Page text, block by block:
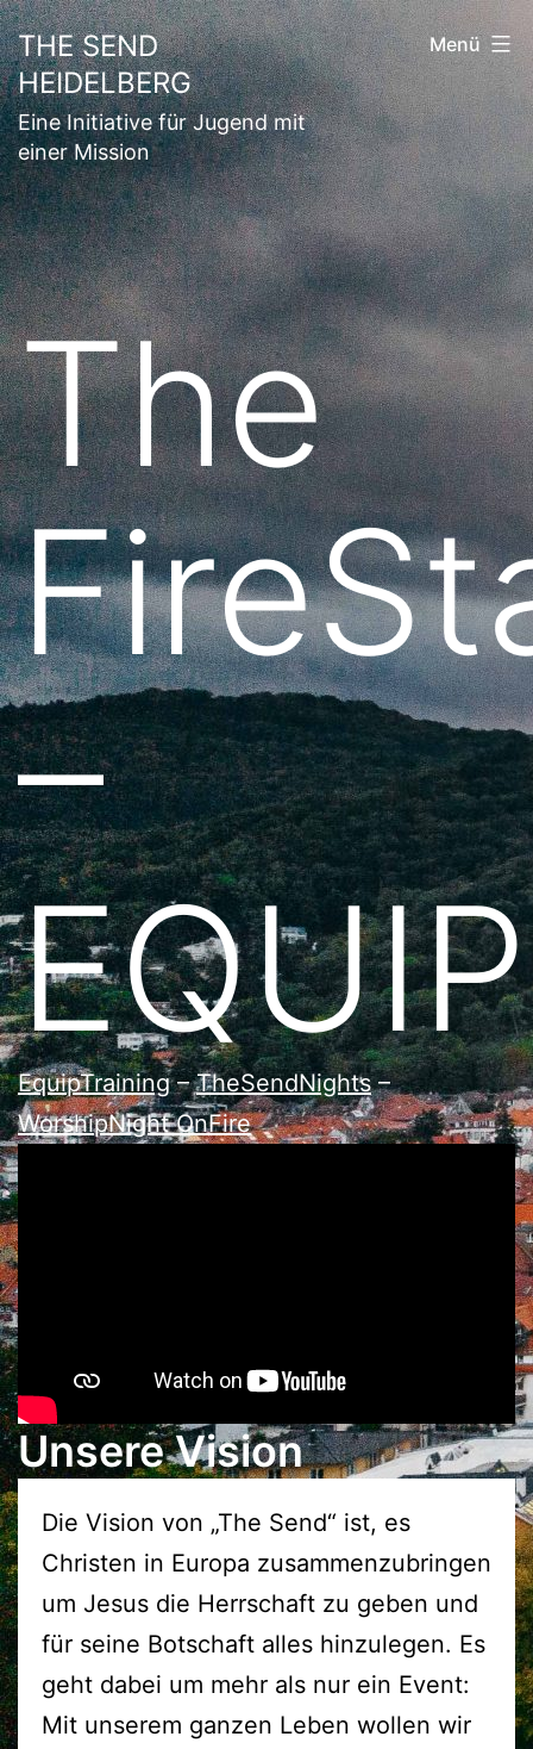
Zum
Inhalt
springen
THE SEND
HEIDELBERG
Eine Initiative für Jugend mit
einer Mission
Menü
The
–
EQUIP
EquipTraining–TheSendNights–
WorshipNight OnFire
Unsere Vision
Die Vision von „The Send“ ist, es
Christen in Europa zusammenzubringen
um Jesus die Herrschaft zu geben und
für seine Botschaft alles hinzulegen. Es
geht dabei um mehr als nur ein Event:
Mit unserem ganzen Leben wollen wir